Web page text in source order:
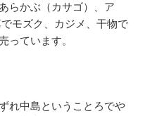
らかぶ（カサゴ）、ア
モズク、カジメ、干物で
っています。
れ中島ということろでや